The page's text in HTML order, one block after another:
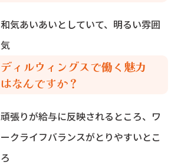
和気あいあいとしていて、明るい雰囲
気
ディルウィングスで働く魅力
はなんですか？
頑張りが給与に反映されるところ、ワ
ークライフバランスがとりやすいとこ
ろ